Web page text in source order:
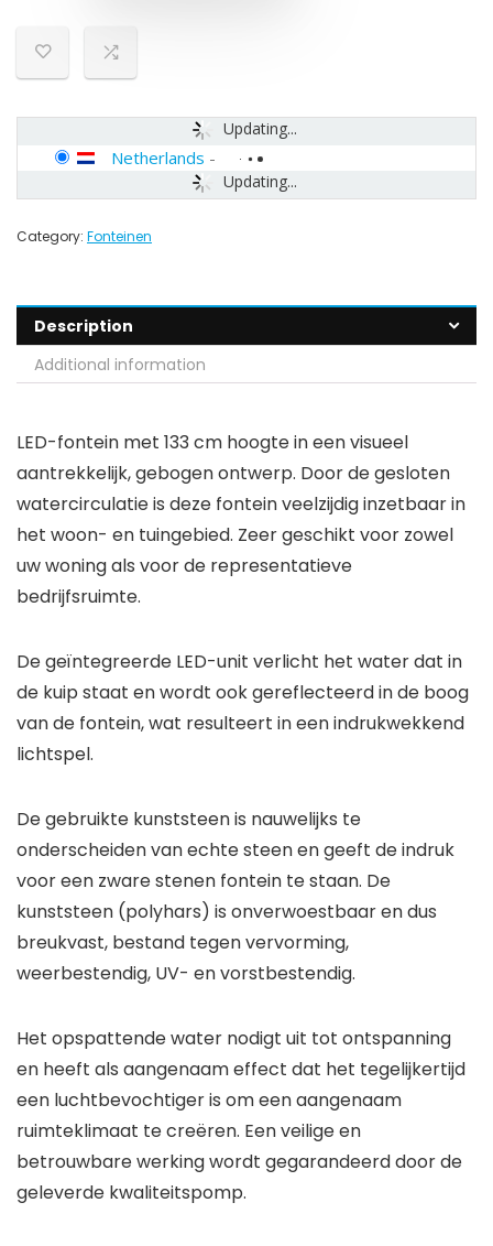
Updating...
Updating...
Netherlands -
Category: Fonteinen
Description
Additional information
LED-fontein met 133 cm hoogte in een visueel
aantrekkelijk, gebogen ontwerp. Door de gesloten
watercirculatie is deze fontein veelzijdig inzetbaar in
het woon- en tuingebied. Zeer geschikt voor zowel
uw woning als voor de representatieve
bedrijfsruimte.
De geïntegreerde LED-unit verlicht het water dat in
de kuip staat en wordt ook gereflecteerd in de boog
van de fontein, wat resulteert in een indrukwekkend
lichtspel.
De gebruikte kunststeen is nauwelijks te
onderscheiden van echte steen en geeft de indruk
voor een zware stenen fontein te staan. De
kunststeen (polyhars) is onverwoestbaar en dus
breukvast, bestand tegen vervorming,
weerbestendig, UV- en vorstbestendig.
Het opspattende water nodigt uit tot ontspanning
en heeft als aangenaam effect dat het tegelijkertijd
een luchtbevochtiger is om een aangenaam
ruimteklimaat te creëren. Een veilige en
betrouwbare werking wordt gegarandeerd door de
geleverde kwaliteitspomp.